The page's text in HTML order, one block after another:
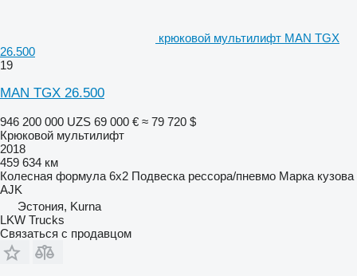
крюковой мультилифт MAN TGX
26.500
19
MAN TGX 26.500
946 200 000 UZS 69 000 € ≈ 79 720 $
Крюковой мультилифт
2018
459 634 км
Колесная формула 6x2 Подвеска рессора/пневмо Марка кузова
AJK
Эстония, Kurna
LKW Trucks
Связаться с продавцом